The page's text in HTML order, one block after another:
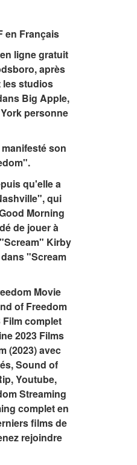
en Français
ligne gratuit
après
les studios
Big Apple,
personne
son
qu'elle a
qui
Morning
de jouer à
Kirby
"Scream
Movie
of Freedom
Film complet
2023 Films
(2023) avec
Sound of
Youtube,
Streaming
complet en
films de
rejoindre